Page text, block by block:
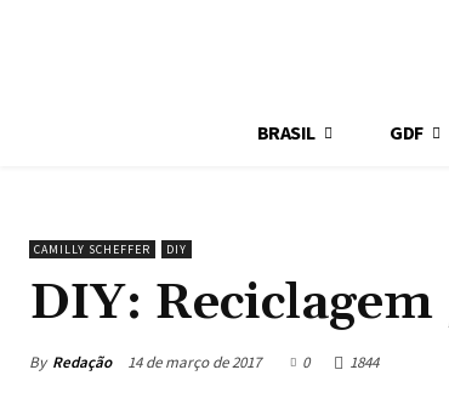
BRASIL GDF
CAMILLY SCHEFFER DIY
DIY:
By Redação 14 de março de 2017 0 1844